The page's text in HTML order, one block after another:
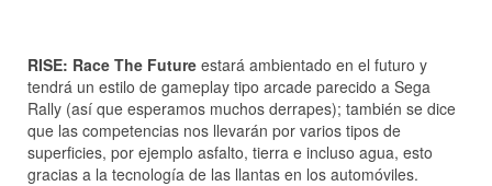
RISE: Race The Future estará ambientado en el futuro y
tendrá un estilo de gameplay tipo arcade parecido a Sega
Rally (así que esperamos muchos derrapes); también se dice
que las competencias nos llevarán por varios tipos de
superficies, por ejemplo asfalto, tierra e incluso agua, esto
gracias a la tecnología de las llantas en los automóviles.